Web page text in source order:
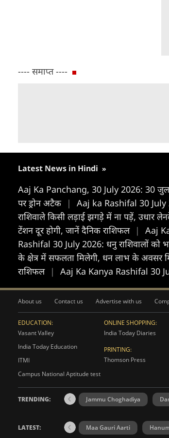
---- समाप्त ----
Latest News in Hindi »
Aaj Ka Panchang, 30 July 2026: 30
पर ड्रोन अटैक
| Aaj ka Rashifal 30
राशिवाले किसी लड़ाई झगड़े में ना पड़ें, उधार
टेंशन दूर होगी, जानें दैनिक राशिफल | Aaj
Rashifal 30 July 2026: धनु राशिवालों को
के क्षेत्र में सफलता मिलेगी, धन लाभ के अवसर
राशिफल | Aaj Ka Kanya Rashifal 30
About us Contact us Advertise with us
EDUCATION:
Vasant Valley
India Today Education
ITMI
Campus National Aptitude test
ONLINE SHOPPING:
India Today Diaries
PRINTING:
Thomson Press
TRENDING: Jammu Choghadiya
LATEST: Maa Gauri Aarti